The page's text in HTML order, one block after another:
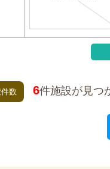
数 6件施設が見つ